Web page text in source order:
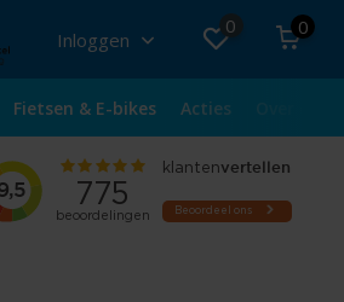
Inloggen
0 0
Fietsen & E-bikes Acties